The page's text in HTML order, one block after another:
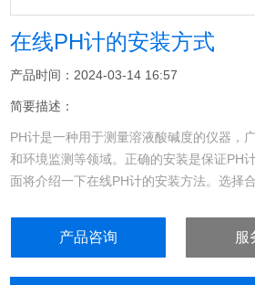
在线PH计的安装方式
产品时间：2024-03-14 16:57
简要描述：
PH计是一种用于测量溶液酸碱度的仪器，
和环境监测等领域。正确的安装是保证PH
面将介绍一下在线PH计的安装方法。选择
装方式，可以根据自身的工况来选择适合
产品咨询 服